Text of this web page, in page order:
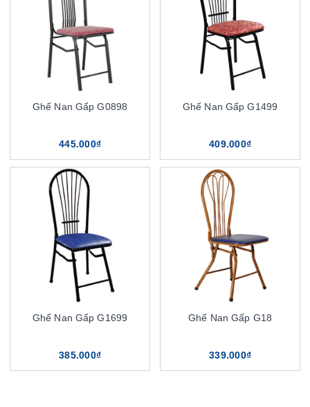
Ghế Nan Gấp G0898
445.000₫
Ghế Nan Gấp G1499
409.000₫
Ghế Nan Gấp G1699
385.000₫
Ghế Nan Gấp G18
339.000₫